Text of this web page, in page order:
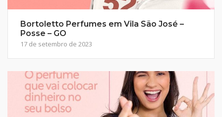
Bortoletto Perfumes em Vila São José –
Posse – GO
17 de setembro de 2023